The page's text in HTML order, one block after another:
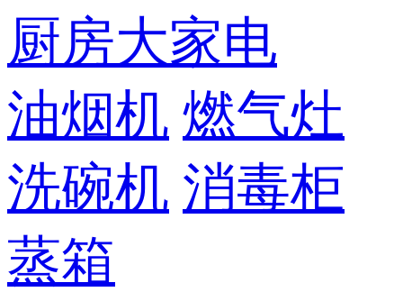
厨房大家电
油烟机 燃气灶
洗碗机 消毒柜
蒸箱